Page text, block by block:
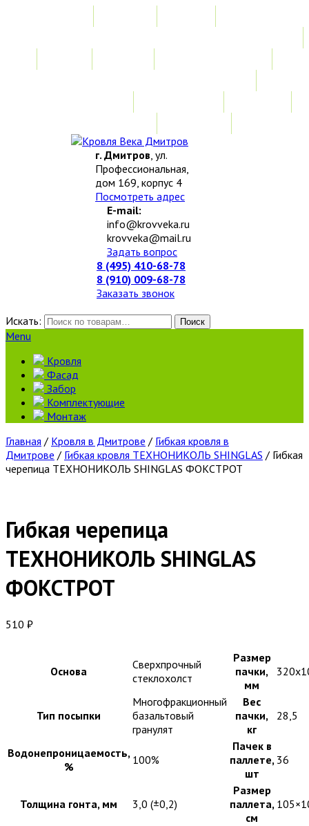
г. Дмитров, ул.
Профессиональная,
дом 169, корпус 4
Посмотреть адрес
E-mail:
info@krovveka.ru
krovveka@mail.ru
Задать вопрос
8 (495) 410-68-78
8 (910) 009-68-78
Заказать звонок
Искать:
Поиск
Menu
Кровля
Фасад
Забор
Комплектующие
Монтаж
Главная / Кровля в Дмитрове / Гибкая кровля в
Дмитрове / Гибкая кровля ТЕХНОНИКОЛЬ SHINGLAS / Гибкая
черепица ТЕХНОНИКОЛЬ SHINGLAS ФОКСТРОТ
Гибкая черепица
ТЕХНОНИКОЛЬ SHINGLAS
ФОКСТРОТ
510 ₽
Основа
Сверхпрочный
стеклохолст
Размер
пачки,
мм
Тип посыпки
Многофракционный
базальтовый
гранулят
Вес
пачки,
кг
28,5
Водонепроницаемость,
%
100%
Пачек в
паллете,
шт
36
Толщина гонта, мм 3,0 (±0,2)
Размер
паллета,
см